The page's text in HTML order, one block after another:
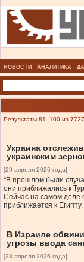
НОВОСТИ АНАЛИТИКА
Результаты 81–100 из
Украина
украинским
[29 апреля 2026 года]
“В прошлом были
они приближались к
Сейчас на самом деле
приближается к
В Израиле
угрозы ввода
[28 апреля 2026 года]